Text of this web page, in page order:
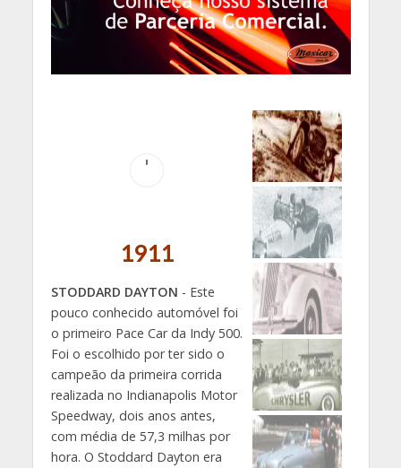
1911
STODDARD DAYTON - Este
pouco conhecido automóvel foi
o primeiro Pace Car da Indy 500.
Foi o escolhido por ter sido o
campeão da primeira corrida
realizada no Indianapolis Motor
Speedway, dois anos antes,
com média de 57,3 milhas por
hora. O Stoddard Dayton era